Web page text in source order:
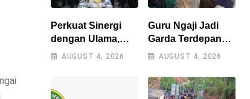
Perkuat Sinergi
dengan Ulama,
Kapolres
Ponpes
AUGUST 4, 2026
Guru Ngaji Jadi
Garda Terdepan
Pembinaan Umat,
Sinergi
AUGUST 4, 2026